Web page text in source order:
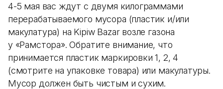
4-5 мая вас ждут с двумя килограммами
перерабатываемого мусора (пластик и/или
макулатура) на Kipiw Bazar возле газона
у «Рамстора». Обратите внимание, что
принимается пластик маркировки 1, 2, 4
(смотрите на упаковке товара) или макулатуры.
Мусор должен быть чистым и сухим.